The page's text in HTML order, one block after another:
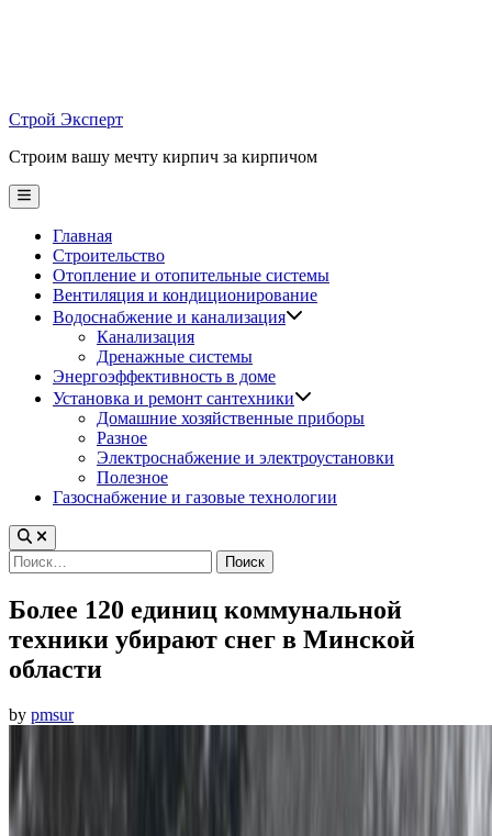
Строй Эксперт
Строим вашу мечту кирпич за кирпичом
Main
Menu
Главная
Строительство
Отопление и отопительные системы
Вентиляция и кондиционирование
Водоснабжение и канализация
Канализация
Дренажные системы
Энергоэффективность в доме
Установка и ремонт сантехники
Домашние хозяйственные приборы
Разное
Электроснабжение и электроустановки
Полезное
Газоснабжение и газовые технологии
Найти:
Более 120 единиц коммунальной
техники убирают снег в Минской
области
by pmsur